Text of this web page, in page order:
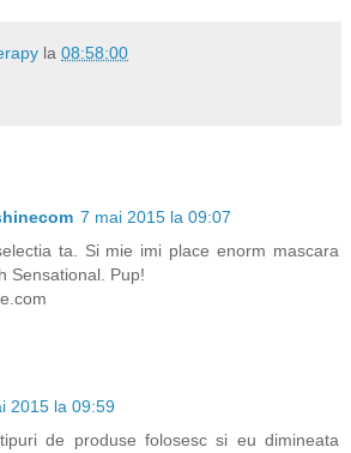
la 08:58:00
7 mai 2015 la 09:07
ta. Si mie imi place enorm mascara
Sensational. Pup!
2015 la 09:59
de produse folosesc si eu dimineata